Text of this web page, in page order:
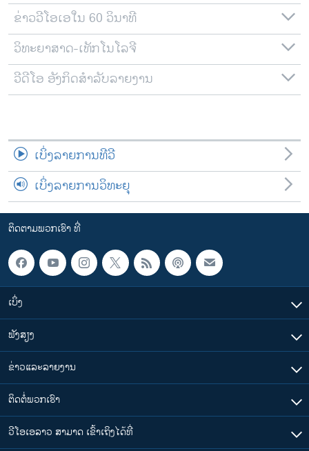
ພາສາຕ່າງໆ
ຂ່າວວີໂອເອໃນ 60 ວິນາທີ
ວິທະຍາສາດ-ເທັກໂນໂລຈີ
ວີດີໂອ ອັງກິດສຳລັບລາຍງານ
ເບິ່ງລາຍການທີວີ
ເບິ່ງລາຍການວິທະຍຸ
ຕິດຕາມພວກເຮົາ ທີ່
ເບິ່ງ
ຟັງສຽງ
ຂ່າວແລະລາຍງານ
ຕິດຕໍ່ພວກເຮົາ
ວີໂອເອລາວ ສາມາດ ເຂົ້າເຖິງໄດ້ທີ່